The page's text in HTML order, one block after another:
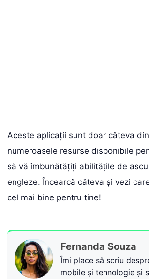
Aceste aplicații sunt doar câteva
numeroasele resurse disponibile
să vă îmbunătățiți abilitățile de
engleze. Încearcă câteva și vezi
cel mai bine pentru tine!
Fernanda Souza
Îmi place să scriu
mobile și tehnologie și